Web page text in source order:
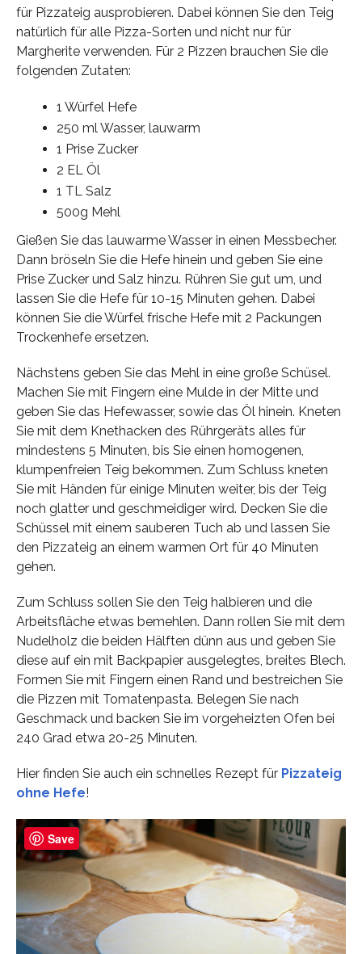
für Pizzateig ausprobieren. Dabei können Sie den Teig
natürlich für alle Pizza-Sorten und nicht nur für
Margherite verwenden. Für 2 Pizzen brauchen Sie die
folgenden Zutaten:
1 Würfel Hefe
250 ml Wasser, lauwarm
1 Prise Zucker
2 EL Öl
1 TL Salz
500g Mehl
Gießen Sie das lauwarme Wasser in einen Messbecher.
Dann bröseln Sie die Hefe hinein und geben Sie eine
Prise Zucker und Salz hinzu. Rühren Sie gut um, und
lassen Sie die Hefe für 10-15 Minuten gehen. Dabei
können Sie die Würfel frische Hefe mit 2 Packungen
Trockenhefe ersetzen.
Nächstens geben Sie das Mehl in eine große Schüsel.
Machen Sie mit Fingern eine Mulde in der Mitte und
geben Sie das Hefewasser, sowie das Öl hinein. Kneten
Sie mit dem Knethacken des Rührgeräts alles für
mindestens 5 Minuten, bis Sie einen homogenen,
klumpenfreien Teig bekommen. Zum Schluss kneten
Sie mit Händen für einige Minuten weiter, bis der Teig
noch glatter und geschmeidiger wird. Decken Sie die
Schüssel mit einem sauberen Tuch ab und lassen Sie
den Pizzateig an einem warmen Ort für 40 Minuten
gehen.
Zum Schluss sollen Sie den Teig halbieren und die
Arbeitsfläche etwas bemehlen. Dann rollen Sie mit dem
Nudelholz die beiden Hälften dünn aus und geben Sie
diese auf ein mit Backpapier ausgelegtes, breites Blech.
Formen Sie mit Fingern einen Rand und bestreichen Sie
die Pizzen mit Tomatenpasta. Belegen Sie nach
Geschmack und backen Sie im vorgeheizten Ofen bei
240 Grad etwa 20-25 Minuten.
Hier finden Sie auch ein schnelles Rezept für Pizzateig
ohne Hefe!
Save